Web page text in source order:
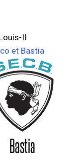
II
et Bastia
Bastia